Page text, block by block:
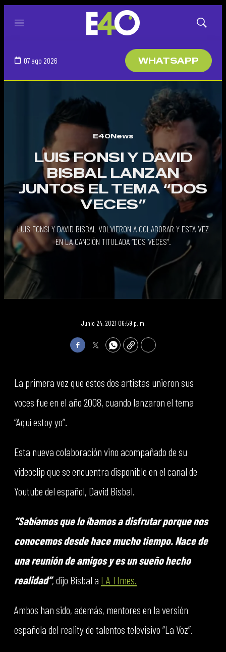
Menú
Mostrar
07 ago 2026 WHATSAPP
E40News
LUIS FONSI Y DAVID
BISBAL LANZAN
JUNTOS EL TEMA “DOS
VECES”
LUIS FONSI Y DAVID BISBAL VOLVIERON A COLABORAR Y ESTA VEZ
EN LA CANCIÓN TITULADA “DOS VECES”.
Junio 24, 2021 06:59 p. m.
FacebookTwitterWhatsApp
Copy Print
La primera vez que estos dos artistas unieron sus
voces fue en el año 2008, cuando lanzaron el tema
“Aquí estoy yo”.
Esta nueva colaboración vino acompañado de su
videoclip que se encuentra disponible en el canal de
Youtube del español, David Bisbal.
“Sabíamos que lo íbamos a disfrutar porque nos
conocemos desde hace mucho tiempo. Nace de
una reunión de amigos y es un sueño hecho
realidad”, dijo Bisbal a LA TImes.
Ambos han sido, además, mentores en la versión
española del reality de talentos televisivo “La Voz”.